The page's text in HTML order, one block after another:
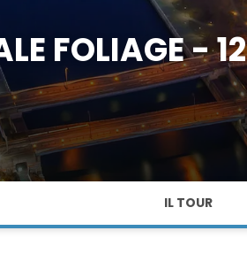
FOLIAGE - 12
IL TOUR